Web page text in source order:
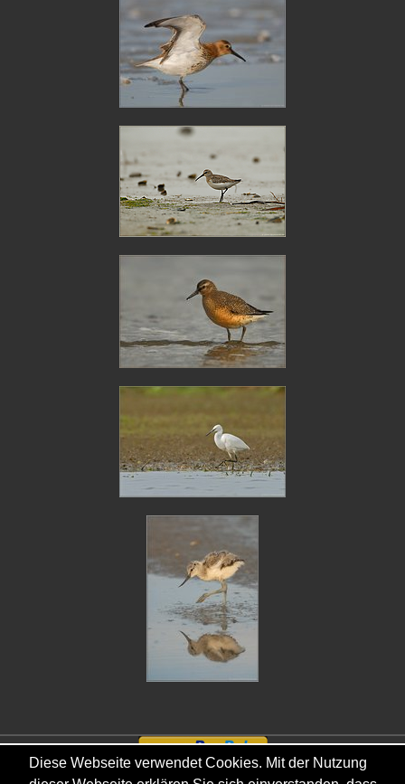
Copyright © - 2026 - Gordana & Ralf Kistowski
Diese Webseite verwendet Cookies. Mit der Nutzung